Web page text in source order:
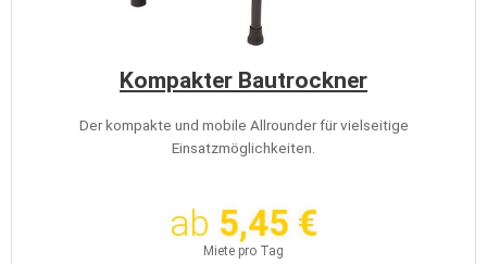
Kompakter Bautrockner
Der kompakte und mobile Allrounder für vielseitige
Einsatzmöglichkeiten.
ab 5,45 €
Miete pro Tag